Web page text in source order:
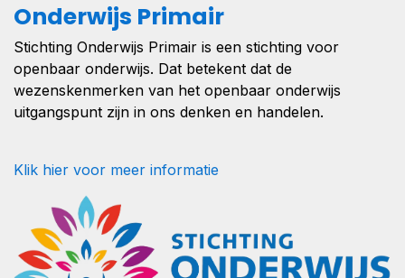
Onderwijs Primair
Stichting Onderwijs Primair is een stichting voor
openbaar onderwijs. Dat betekent dat de
wezenskenmerken van het openbaar onderwijs
uitgangspunt zijn in ons denken en handelen.
Klik hier voor meer informatie